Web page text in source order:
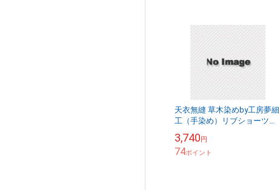
天衣無縫 草木染めby工房夢細
工（手染め）リブショーツ
料！）ベコオリジナル
3,740円
74ポイント